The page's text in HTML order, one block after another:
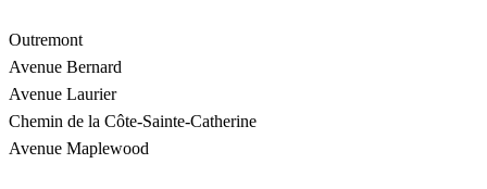
Outremont
Avenue Bernard
Avenue Laurier
Chemin de la Côte-Sainte-Catherine
Avenue Maplewood